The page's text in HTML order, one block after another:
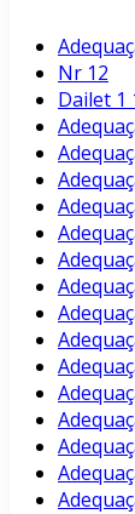
Nr 12
Dailet 1